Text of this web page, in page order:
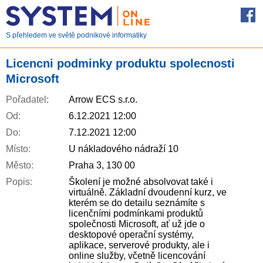
S přehledem ve světě podnikové informatiky
Licencni podminky produktu spolecnosti
Microsoft
Pořadatel:
Arrow ECS s.r.o.
Od:
6.12.2021 12:00
Do:
7.12.2021 12:00
Místo:
U nákladového nádraží 10
Město:
Praha 3, 130 00
Popis:
Školení je možné absolvovat také i
virtuálně. Základní dvoudenní kurz, ve
kterém se do detailu seznámíte s
licenčními podmínkami produktů
společnosti Microsoft, ať už jde o
desktopové operační systémy,
aplikace, serverové produkty, ale i
online služby, včetně licencování